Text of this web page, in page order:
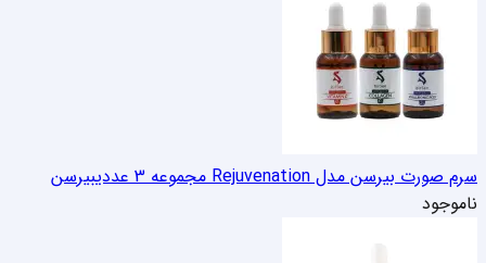
سرم صورت بیرسن مدل Rejuvenation مجموعه 3 عددی
بیرسن
ناموجود